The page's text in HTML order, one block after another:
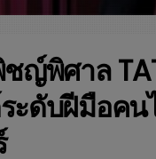
ญ์พิศาล
ะดับฝีมือคน